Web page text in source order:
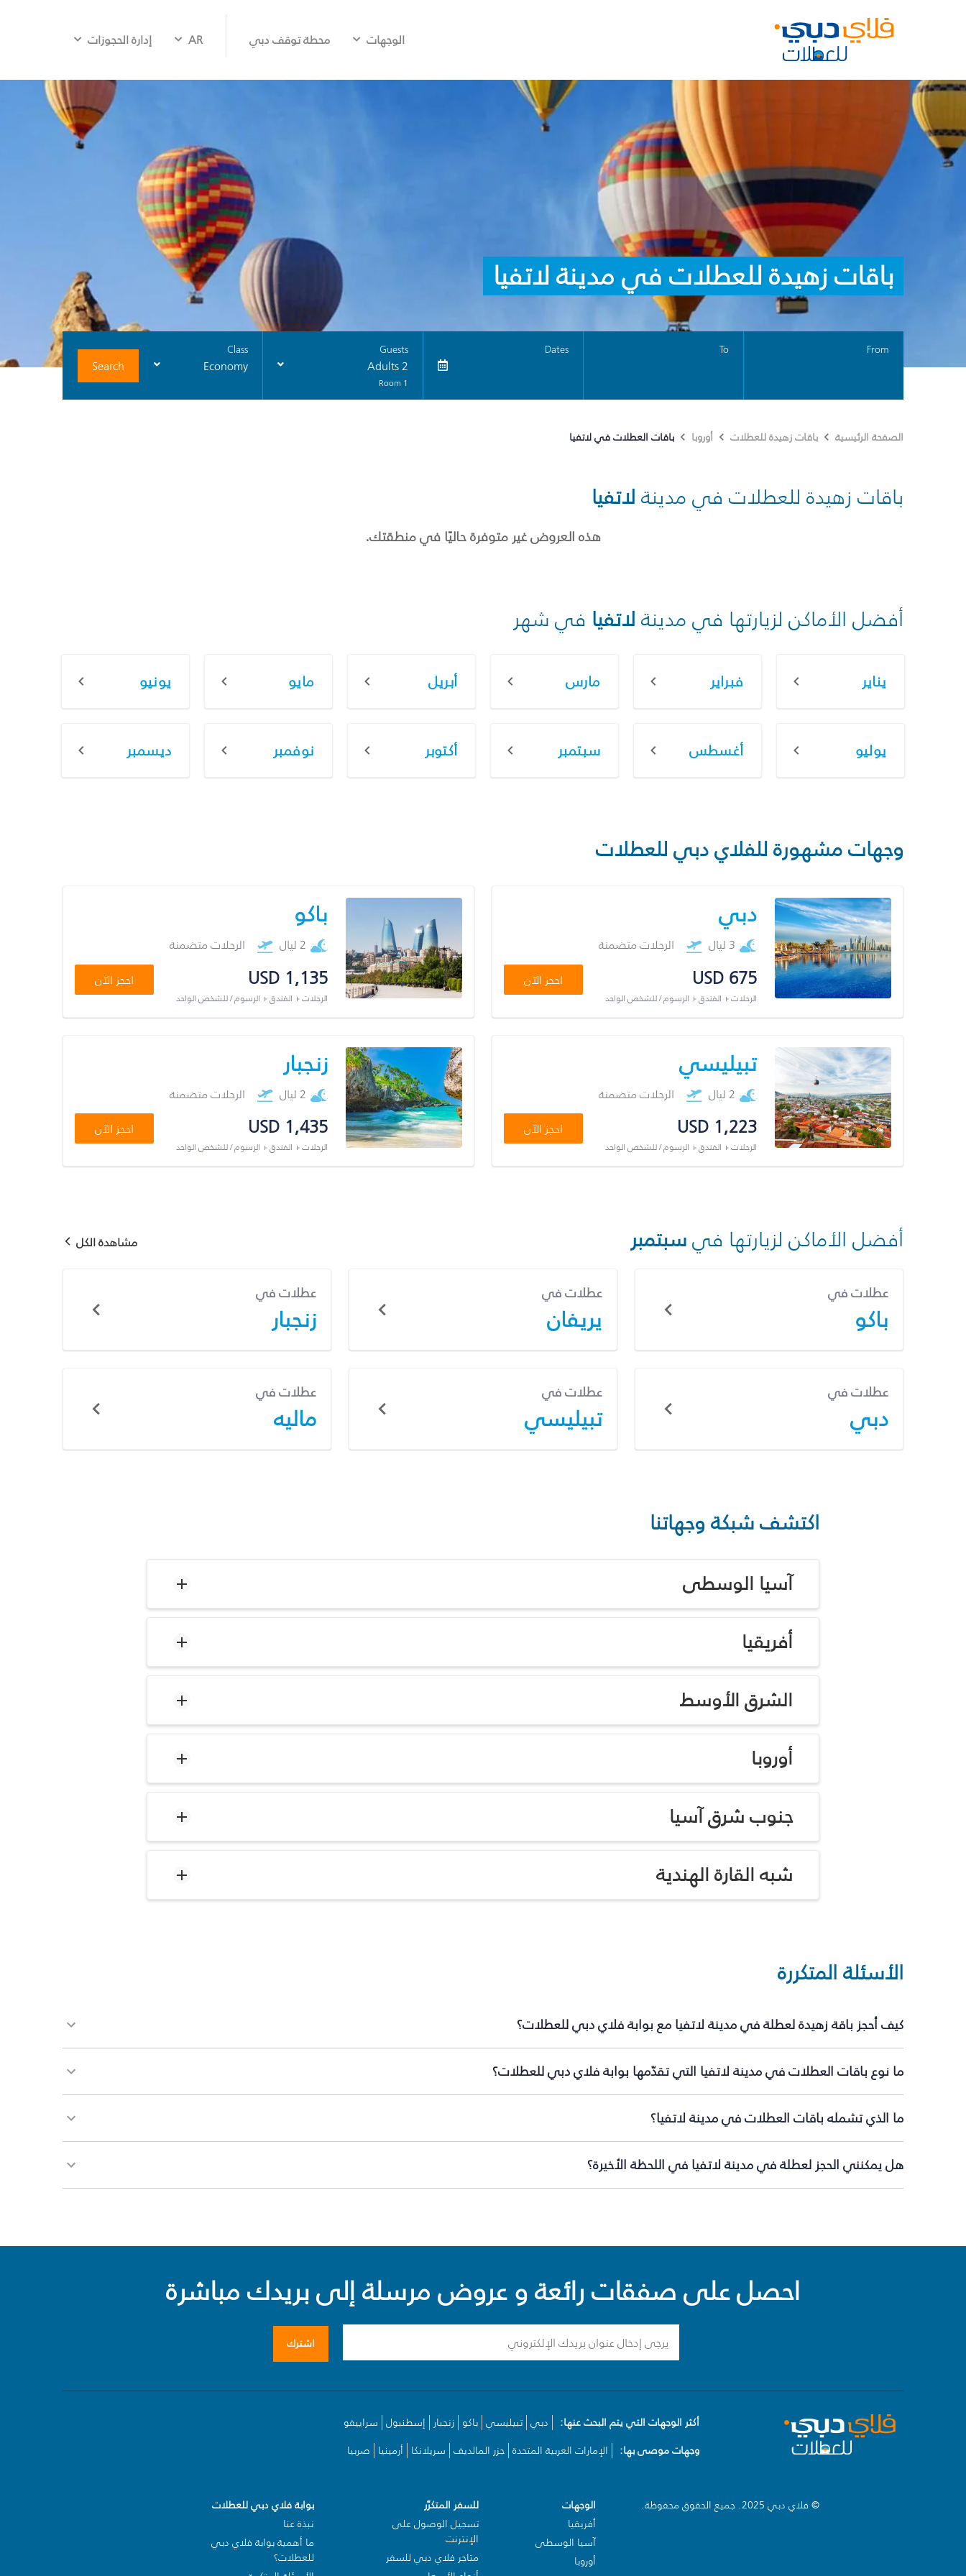
الوجهات محطة توقف دبي AR إدارة الحجوزات
باقات زهيدة للعطلات في مدينة لاتفيا
From
To
Dates
Guests
2 Adults
1 Room
Class
Economy
Search
الصفحة الرئيسية باقات زهيدة للعطلات أوروبا باقات العطلات في لاتفيا
باقات زهيدة للعطلات في مدينة لاتفيا
هذه العروض غير متوفرة حاليًا في منطقتك.
أفضل الأماكن لزيارتها في مدينة لاتفيا في شهر
يناير فبراير مارس أبريل مايو يونيو
يوليو أغسطس سبتمبر أكتوبر نوفمبر ديسمبر
وجهات مشهورة للفلاي دبي للعطلات
دبي
3 ليال الرحلات متضمنة
USD 675
الرحلات + الفندق + الرسوم / للشخص الواحد
احجز الآن
باكو
2 ليال الرحلات متضمنة
USD 1,135
الرحلات + الفندق + الرسوم / للشخص الواحد
احجز الآن
تبيليسي
2 ليال الرحلات متضمنة
USD 1,223
الرحلات + الفندق + الرسوم / للشخص الواحد
احجز الآن
زنجبار
2 ليال الرحلات متضمنة
USD 1,435
الرحلات + الفندق + الرسوم / للشخص الواحد
احجز الآن
أفضل الأماكن لزيارتها فيسبتمبر مشاهدة الكل
عطلات في
باكو
عطلات في
يريفان
عطلات في
زنجبار
عطلات في
دبي
عطلات في
تبيليسي
عطلات في
ماليه
اكتشف شبكة وجهاتنا
آسيا الوسطى
أفريقيا
الشرق الأوسط
أوروبا
جنوب شرق آسيا
شبه القارة الهندية
الأسئلة المتكررة
كيف أحجز باقة زهيدة لعطلة في مدينة لاتفيا مع بوابة فلاي دبي للعطلات؟
ما نوع باقات العطلات في مدينة لاتفيا التي تقدّمها بوابة فلاي دبي للعطلات؟
ما الذي تشمله باقات العطلات في مدينة لاتفيا؟
هل يمكنني الحجز لعطلة في مدينة لاتفيا في اللحظة الأخيرة؟
احصل على صفقات رائعة و عروض مرسلة إلى بريدك مباشرة
اشترك
أكثر الوجهات التي يتم البحث عنها: دبي تبيليسي باكو زنجبار إسطنبول سراييفو
وجهات موصى بها:
الإمارات العربية المتحدة جزر المالديف سريلانكا أرمينيا صربيا
© فلاي دبي 2025. جميع الحقوق محفوظة.
الوجهات
أفريقيا
آسيا الوسطى
أوروبا
للسفر المتكرّر
تسجيل الوصول على
الإنترنت
متاجر فلاي دبي للسفر
بوابة فلاي دبي للعطلات
نبذة عنا
ما أهمية بوابة فلاي دبي
للعطلات؟